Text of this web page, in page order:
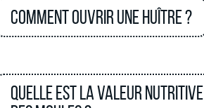
Comment ouvrir une huître ?
Quelle est la valeur nutritive